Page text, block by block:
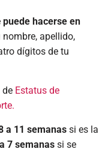
puede hacerse en
apellido,
dígitos de tu
de Estatus de
a 11 semanas si es la
7 semanas si se